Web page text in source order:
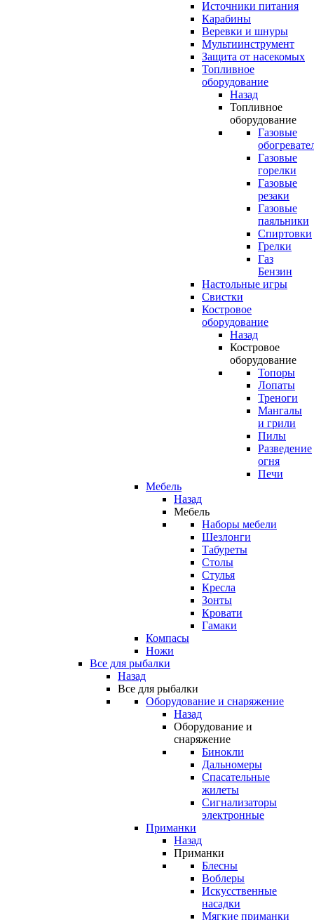
Источники питания
Карабины
Веревки и шнуры
Мультиинструмент
Защита от насекомых
Топливное
оборудование
Назад
Топливное
оборудование
Газовые
Газовые
горелки
Газовые
резаки
Газовые
паяльники
Спиртовки
Грелки
Газ
Бензин
Настольные игры
Свистки
Костровое
оборудование
Назад
Костровое
оборудование
Топоры
Лопаты
Треноги
Мангалы
и грили
Пилы
Разведение
огня
Печи
Мебель
Назад
Мебель
Наборы мебели
Шезлонги
Табуреты
Столы
Стулья
Кресла
Зонты
Кровати
Гамаки
Компасы
Ножи
Все для рыбалки
Назад
Все для рыбалки
Оборудование и снаряжение
Назад
Оборудование и
снаряжение
Бинокли
Дальномеры
Спасательные
жилеты
Сигнализаторы
электронные
Приманки
Назад
Приманки
Блесны
Воблеры
Искусственные
насадки
Мягкие приманки